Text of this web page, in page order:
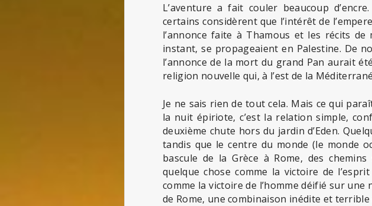
L’aventure a fait couler beaucoup
certains considèrent que l’intérêt de
l’annonce faite à Thamous et les récits
instant, se propageaient en Palestine. De
l’annonce de la mort du grand Pan aurait
religion nouvelle qui, à l’est de la
Je ne sais rien de tout cela. Mais ce qui
la nuit épiriote, c’est la relation simple,
deuxième chute hors du jardin d’Eden.
tandis que le centre du monde (le monde
bascule de la Grèce à Rome, des
quelque chose comme la victoire de
comme la victoire de l’homme déifié sur
de Rome, une combinaison inédite et